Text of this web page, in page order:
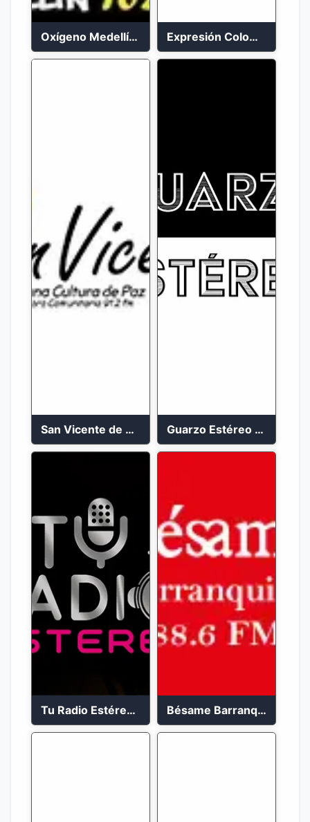
Oxígeno Medellín 90.9 FM en vivo Expresión Colombia Radio en vivo 24/7
San Vicente de Chucuri 91.2 FM Guarzo Estéreo 24/7
Tu Radio Estéreo 24/7 Bésame Barranquilla en vivo 88.6 FM